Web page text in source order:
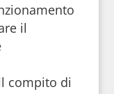
il
compito di